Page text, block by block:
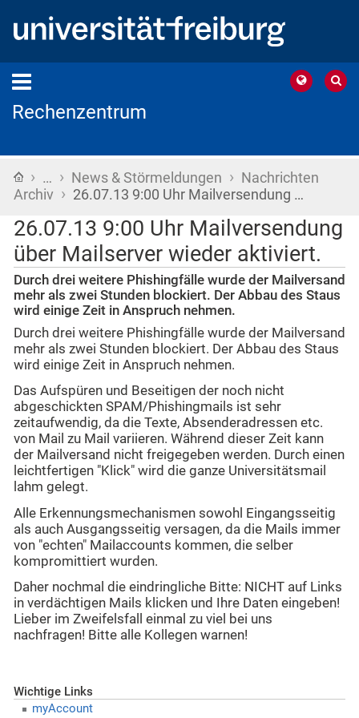
Rechenzentrum
Startseite
› … › News & Störmeldungen › Nachrichten
Archiv › 26.07.13 9:00 Uhr Mailversendung …
26.07.13 9:00 Uhr Mailversendung
über Mailserver wieder aktiviert.
Durch drei weitere Phishingfälle wurde der Mailversand
mehr als zwei Stunden blockiert. Der Abbau des Staus
wird einige Zeit in Anspruch nehmen.
Durch drei weitere Phishingfälle wurde der Mailversand
mehr als zwei Stunden blockiert. Der Abbau des Staus
wird einige Zeit in Anspruch nehmen.
Das Aufspüren und Beseitigen der noch nicht
abgeschickten SPAM/Phishingmails ist sehr
zeitaufwendig, da die Texte, Absenderadressen etc.
von Mail zu Mail variieren. Während dieser Zeit kann
der Mailversand nicht freigegeben werden. Durch einen
leichtfertigen "Klick" wird die ganze Universitätsmail
lahm gelegt.
Alle Erkennungsmechanismen sowohl Eingangsseitig
als auch Ausgangsseitig versagen, da die Mails immer
von "echten" Mailaccounts kommen, die selber
kompromittiert wurden.
Daher nochmal die eindringliche Bitte: NICHT auf Links
in verdächtigen Mails klicken und Ihre Daten eingeben!
Lieber im Zweifelsfall einmal zu viel bei uns
nachfragen! Bitte alle Kollegen warnen!
Wichtige Links
myAccount